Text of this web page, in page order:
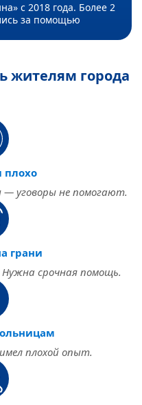
с 2018 года. Более 2
за помощью
жителям города
плохо
— уговоры не помогают.
грани
Нужна срочная помощь.
плохой опыт.